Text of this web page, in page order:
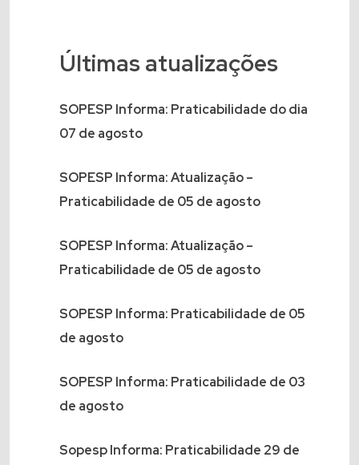
Últimas atualizações
SOPESP Informa: Praticabilidade do dia
07 de agosto
SOPESP Informa: Atualização –
Praticabilidade de 05 de agosto
SOPESP Informa: Atualização –
Praticabilidade de 05 de agosto
SOPESP Informa: Praticabilidade de 05
de agosto
SOPESP Informa: Praticabilidade de 03
de agosto
Sopesp Informa: Praticabilidade 29 de